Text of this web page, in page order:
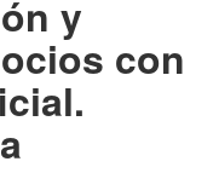
y
con